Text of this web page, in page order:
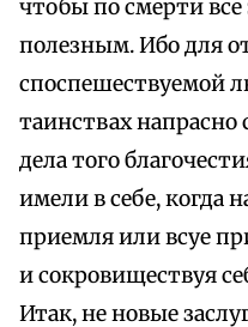
чтобы по смерти
полезным. Ибо для
споспешествуемой
таинствах
дела того
имели в себе, когда
приемля или всуе
и сокровиществуя
Итак, не новые